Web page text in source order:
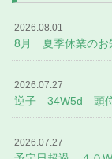
2026.08.01
8月 夏季休業のお
2026.07.27
逆子 34W5d 頭
2026.07.27